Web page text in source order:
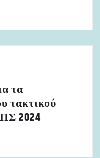
τα
τακτικού
2024